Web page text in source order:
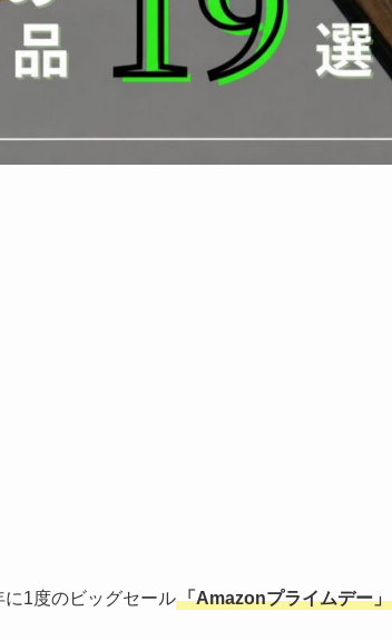
1度のビッグセール「Amazonプライムデー」